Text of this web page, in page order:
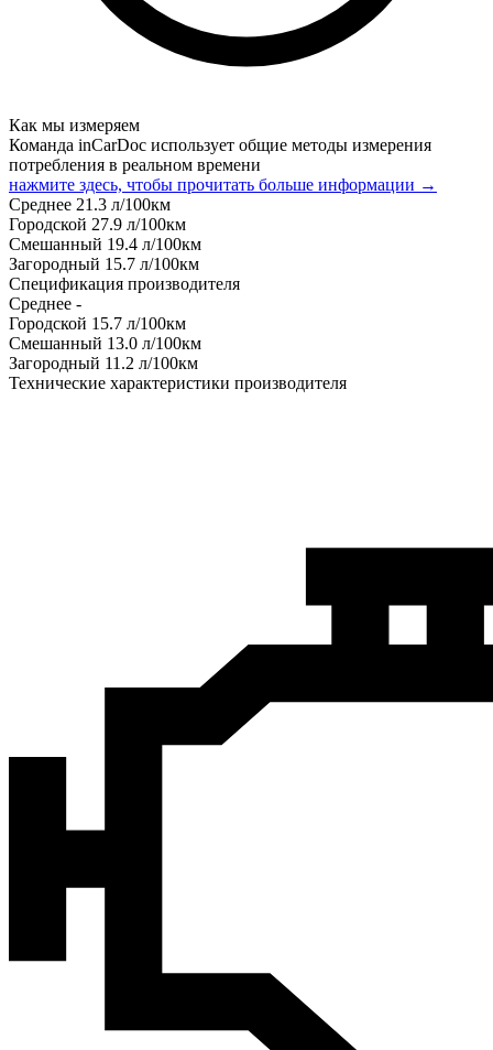
Как мы измеряем
Команда inCarDoc использует общие методы измерения
потребления в реальном времени
нажмите здесь, чтобы прочитать больше информации →
Среднее 21.3 л/100км
Городской 27.9 л/100км
Смешанный 19.4 л/100км
Загородный 15.7 л/100км
Спецификация производителя
Среднее -
Городской 15.7 л/100км
Смешанный 13.0 л/100км
Загородный 11.2 л/100км
Технические характеристики производителя